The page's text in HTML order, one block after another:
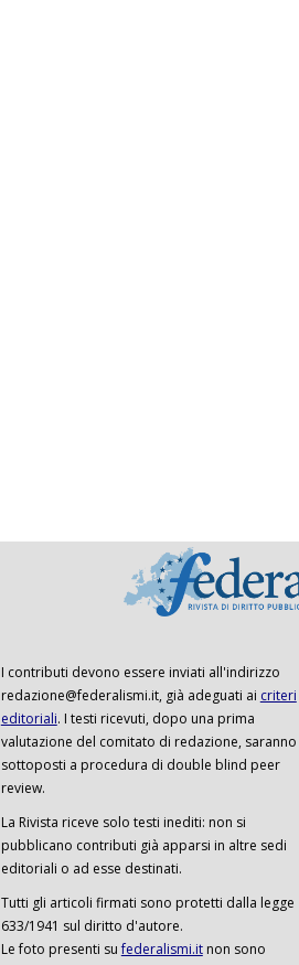
I contributi devono essere inviati all'indirizzo
redazione@federalismi.it, già adeguati ai criteri
editoriali. I testi ricevuti, dopo una prima
valutazione del comitato di redazione, saranno
sottoposti a procedura di double blind peer
review.
La Rivista riceve solo testi inediti: non si
pubblicano contributi già apparsi in altre sedi
editoriali o ad esse destinati.
Tutti gli articoli firmati sono protetti dalla legge
633/1941 sul diritto d'autore.
Le foto presenti sufederalismi.itnon sono